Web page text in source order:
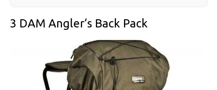
3 DAM Angler‘s Back Pack